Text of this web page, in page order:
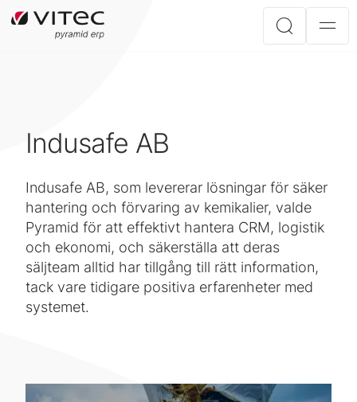
Indusafe AB
Indusafe AB, som levererar lösningar för säker
hantering och förvaring av kemikalier, valde
Pyramid för att effektivt hantera CRM, logistik
och ekonomi, och säkerställa att deras
säljteam alltid har tillgång till rätt information,
tack vare tidigare positiva erfarenheter med
systemet.